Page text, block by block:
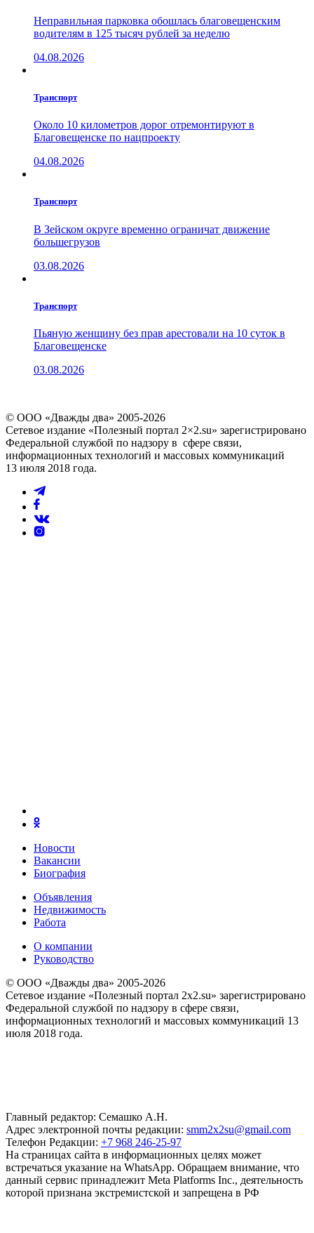
Неправильная парковка обошлась благовещенским
водителям в 125 тысяч рублей за неделю
04.08.2026
Транспорт
Около 10 километров дорог отремонтируют в
Благовещенске по нацпроекту
04.08.2026
Транспорт
В Зейском округе временно ограничат движение
большегрузов
03.08.2026
Транспорт
Пьяную женщину без прав арестовали на 10 суток в
Благовещенске
03.08.2026
© ООО «Дважды два» 2005-2026
Сетевое издание «Полезный портал 2×2.su» зарегистрировано
Федеральной службой по надзору в сфере связи,
информационных технологий и массовых коммуникаций
13 июля 2018 года.
Новости
Вакансии
Биография
Объявления
Недвижимость
Работа
О компании
Руководство
© ООО «Дважды два» 2005-2026
Сетевое издание «Полезный портал 2x2.su» зарегистрировано
Федеральной службой по надзору в сфере связи,
информационных технологий и массовых коммуникаций 13
июля 2018 года.
Главный редактор: Семашко А.Н.
Адрес электронной почты редакции: smm2x2su@gmail.com
Телефон Редакции: +7 968 246-25-97
На страницах сайта в информационных целях может
встречаться указание на WhatsApp. Обращаем внимание, что
данный сервис принадлежит Meta Platforms Inc., деятельность
которой признана экстремистской и запрещена в РФ